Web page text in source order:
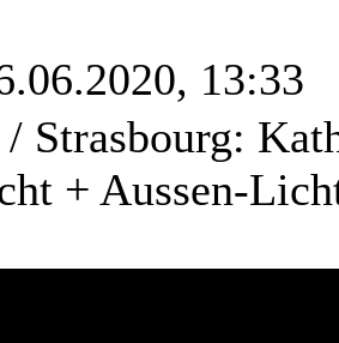
13:33
/ Strasbourg:
+ Aussen-